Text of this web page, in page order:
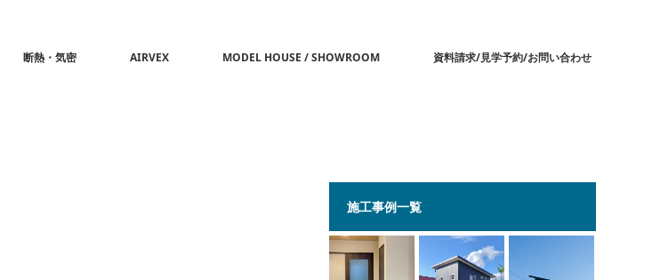
断熱・気密 AIRVEX MODEL HOUSE / SHOWROOM 資料請求/見学予約/お問い合わせ
施工事例一覧